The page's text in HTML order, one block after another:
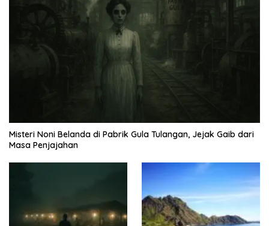
Misteri Noni Belanda di Pabrik Gula Tulangan, Jejak Gaib dari
Masa Penjajahan